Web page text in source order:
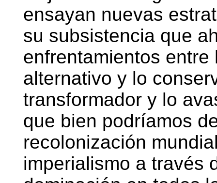
ensayan nuevas
su subsistencia que
enfrentamientos
alternativo y lo
transformador y lo
que bien podríamos
recolonización
imperialismo a través